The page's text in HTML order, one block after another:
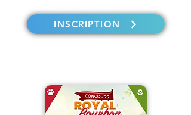
INSCRIPTION